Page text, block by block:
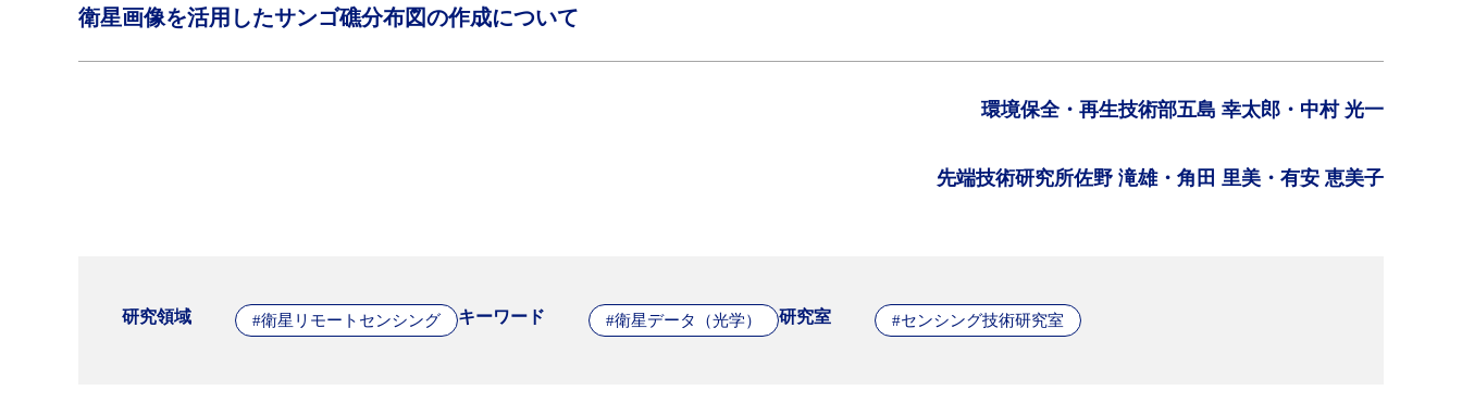
衛星画像を活用したサンゴ礁分布図の作成について
環境保全・再生技術部五島 幸太郎・中村 光一
先端技術研究所佐野 滝雄・角田 里美・有安 恵美子
研究領域 #衛星リモートセンシング キーワード #衛星データ（光学） 研究室 #センシング技術研究室